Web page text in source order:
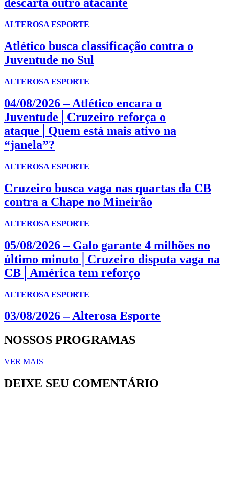
descarta outro atacante
ALTEROSA ESPORTE
Atlético busca classificação contra o
Juventude no Sul
ALTEROSA ESPORTE
04/08/2026 – Atlético encara o
Juventude│Cruzeiro reforça o
ataque│Quem está mais ativo na
“janela”?
ALTEROSA ESPORTE
Cruzeiro busca vaga nas quartas da CB
contra a Chape no Mineirão
ALTEROSA ESPORTE
05/08/2026 – Galo garante 4 milhões no
último minuto│Cruzeiro disputa vaga na
CB│América tem reforço
ALTEROSA ESPORTE
03/08/2026 – Alterosa Esporte
NOSSOS PROGRAMAS
VER MAIS
DEIXE SEU COMENTÁRIO